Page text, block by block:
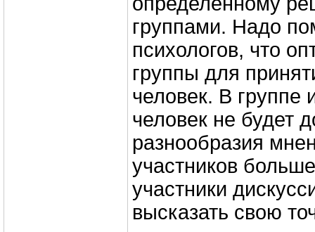
группами. Надо
психологов, что
группы для
человек. В группе
человек не будет
разнообразия
участников
участники
высказать свою